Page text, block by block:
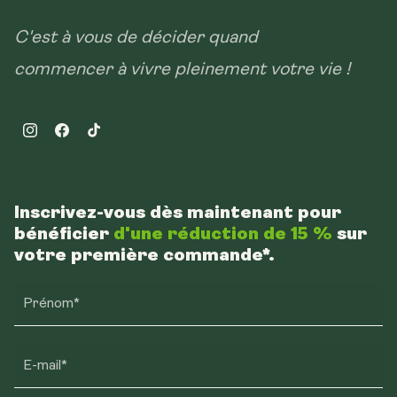
C'est à vous de décider quand
commencer à vivre pleinement votre vie !
InstagramFacebookTikTok
Inscrivez-vous dès maintenant pour
bénéficier d'une réduction de 15 % sur
votre première commande*.
Prénom*
E-mail*